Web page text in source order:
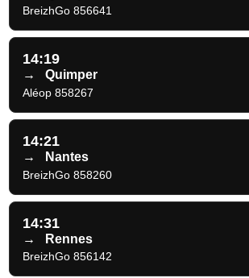
BreizhGo 856641
14:19
→ Quimper
Aléop 858267
14:21
→ Nantes
BreizhGo 858260
14:31
→ Rennes
BreizhGo 856142